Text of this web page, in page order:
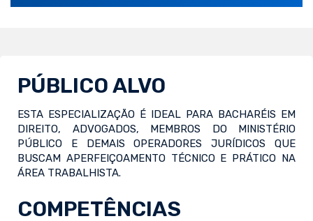
PÚBLICO ALVO
ESTA ESPECIALIZAÇÃO É IDEAL PARA BACHARÉIS EM
DIREITO, ADVOGADOS, MEMBROS DO MINISTÉRIO
PÚBLICO E DEMAIS OPERADORES JURÍDICOS QUE
BUSCAM APERFEIÇOAMENTO TÉCNICO E PRÁTICO NA
ÁREA TRABALHISTA.
COMPETÊNCIAS